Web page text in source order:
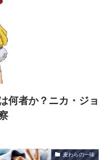
何者か？ニカ・ジョ
麦わらの一味